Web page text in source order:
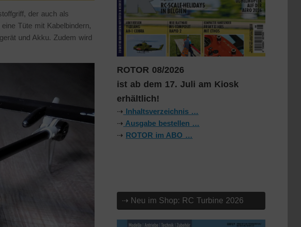
der auch als
Tüte mit Kabelbindern,
und Akku. Zudem wird
ROTOR 08/2026
ist ab dem 17. Juli am Kiosk
erhältlich!
⇢ Inhaltsverzeichnis …
⇢ Ausgabe bestellen …
⇢ ROTOR im ABO …
⇢ Neu im Shop: RC Turbine 2026